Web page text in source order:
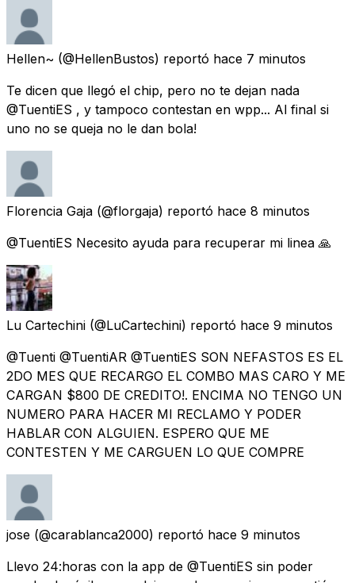
Hellen~ (@HellenBustos) reportó hace 7 minutos
Te dicen que llegó el chip, pero no te dejan nada
@TuentiES , y tampoco contestan en wpp... Al final si
uno no se queja no le dan bola!
Florencia Gaja (@florgaja) reportó hace 8 minutos
@TuentiES Necesito ayuda para recuperar mi linea 🙏
Lu Cartechini (@LuCartechini) reportó hace 9 minutos
@Tuenti @TuentiAR @TuentiES SON NEFASTOS ES EL
2DO MES QUE RECARGO EL COMBO MAS CARO Y ME
CARGAN $800 DE CREDITO!. ENCIMA NO TENGO UN
NUMERO PARA HACER MI RECLAMO Y PODER
HABLAR CON ALGUIEN. ESPERO QUE ME
CONTESTEN Y ME CARGUEN LO QUE COMPRE
jose (@carablanca2000) reportó hace 9 minutos
Llevo 24:horas con la app de @TuentiES sin poder